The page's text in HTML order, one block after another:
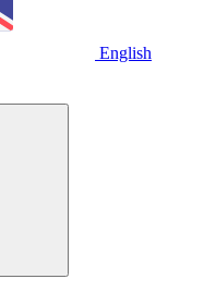
English